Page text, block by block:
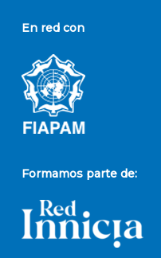
En red con
Formamos parte de: